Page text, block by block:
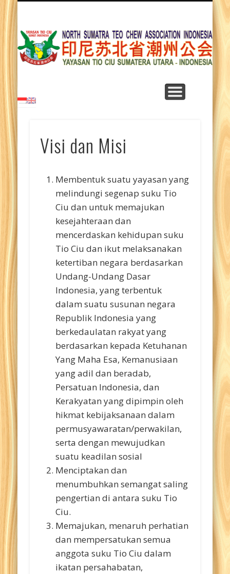
Visi dan Misi
Membentuk suatu yayasan yang
melindungi segenap suku Tio
Ciu dan untuk memajukan
kesejahteraan dan
mencerdaskan kehidupan suku
Tio Ciu dan ikut melaksanakan
ketertiban negara berdasarkan
Undang-Undang Dasar
Indonesia, yang terbentuk
dalam suatu susunan negara
Republik Indonesia yang
berkedaulatan rakyat yang
berdasarkan kepada Ketuhanan
Yang Maha Esa, Kemanusiaan
yang adil dan beradab,
Persatuan Indonesia, dan
Kerakyatan yang dipimpin oleh
hikmat kebijaksanaan dalam
permusyawaratan/perwakilan,
serta dengan mewujudkan
suatu keadilan sosial
Menciptakan dan
menumbuhkan semangat saling
pengertian di antara suku Tio
Ciu.
Memajukan, menaruh perhatian
dan mempersatukan semua
anggota suku Tio Ciu dalam
ikatan persahabatan,